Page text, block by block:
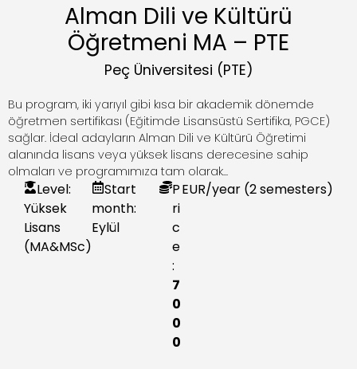
Alman Dili ve Kültürü
Öğretmeni MA – PTE
Peç Üniversitesi (PTE)
Bu program, iki yarıyıl gibi kısa bir akademik dönemde
öğretmen sertifikası (Eğitimde Lisansüstü Sertifika, PGCE)
sağlar. İdeal adayların Alman Dili ve Kültürü Öğretimi
alanında lisans veya yüksek lisans derecesine sahip
olmaları ve programımıza tam olarak...
Level:
Yüksek
Lisans
(MA&MSc)
Start
month:
Eylül
P
ri
c
e
:
7
0
0
0
EUR/year (2 semesters)